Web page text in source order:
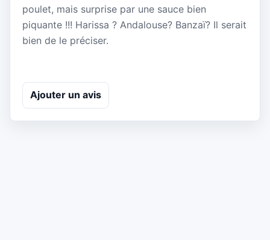
poulet, mais surprise par une sauce bien
piquante !!! Harissa ? Andalouse? Banzaï? Il serait
bien de le préciser.
Ajouter un avis